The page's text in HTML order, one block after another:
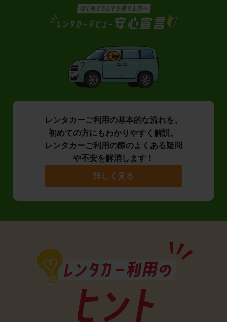
レンタカーご利用の基本的な流れを、
初めての方にもわかりやすく解説。
レンタカーご利用の際のよくある疑問
や不安を解消します！
詳しく見る